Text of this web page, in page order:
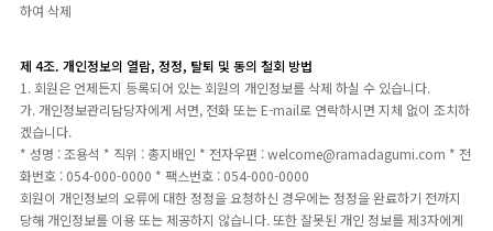
하여 삭제
제 4조. 개인정보의 열람, 정정, 탈퇴 및 동의 철회 방법
1. 회원은 언제든지 등록되어 있는 회원의 개인정보를 삭제 하실 수 있습니다.
가. 개인정보관리담당자에게 서면, 전화 또는 E-mail로 연락하시면 지체 없이 조치하
겠습니다.
* 성명 : 조용석 * 직위 : 총지배인 * 전자우편 : welcome@ramadagumi.com * 전
화번호 : 054-000-0000 * 팩스번호 : 054-000-0000
회원이 개인정보의 오류에 대한 정정을 요청하신 경우에는 정정을 완료하기 전까지
당해 개인정보를 이용 또는 제공하지 않습니다. 또한 잘못된 개인 정보를 제3자에게